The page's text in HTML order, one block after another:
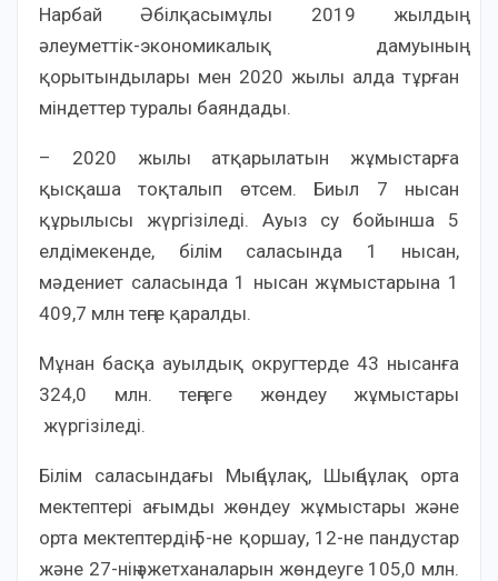
Нарбай Әбілқасымұлы 2019 жылдың
әлеуметтік-экономикалық дамуының
қорытындылары мен 2020 жылы алда тұрған
міндеттер туралы баяндады.
– 2020 жылы атқарылатын жұмыстарға
қысқаша тоқталып өтсем. Биыл 7 нысан
құрылысы жүргізіледі. Ауыз су бойынша 5
елдімекенде, білім саласында 1 нысан,
мәдениет саласында 1 нысан жұмыстарына 1
409,7 млн теңге қаралды.
Мұнан басқа ауылдық округтерде 43 нысанға
324,0 млн. теңгеге жөндеу жұмыстары
жүргізіледі.
Білім саласындағы Мыңбұлақ, Шыңбұлақ орта
мектептері ағымды жөндеу жұмыстары және
орта мектептердің 5-не қоршау, 12-не пандустар
және 27-нің әжетханаларын жөндеуге 105,0 млн.